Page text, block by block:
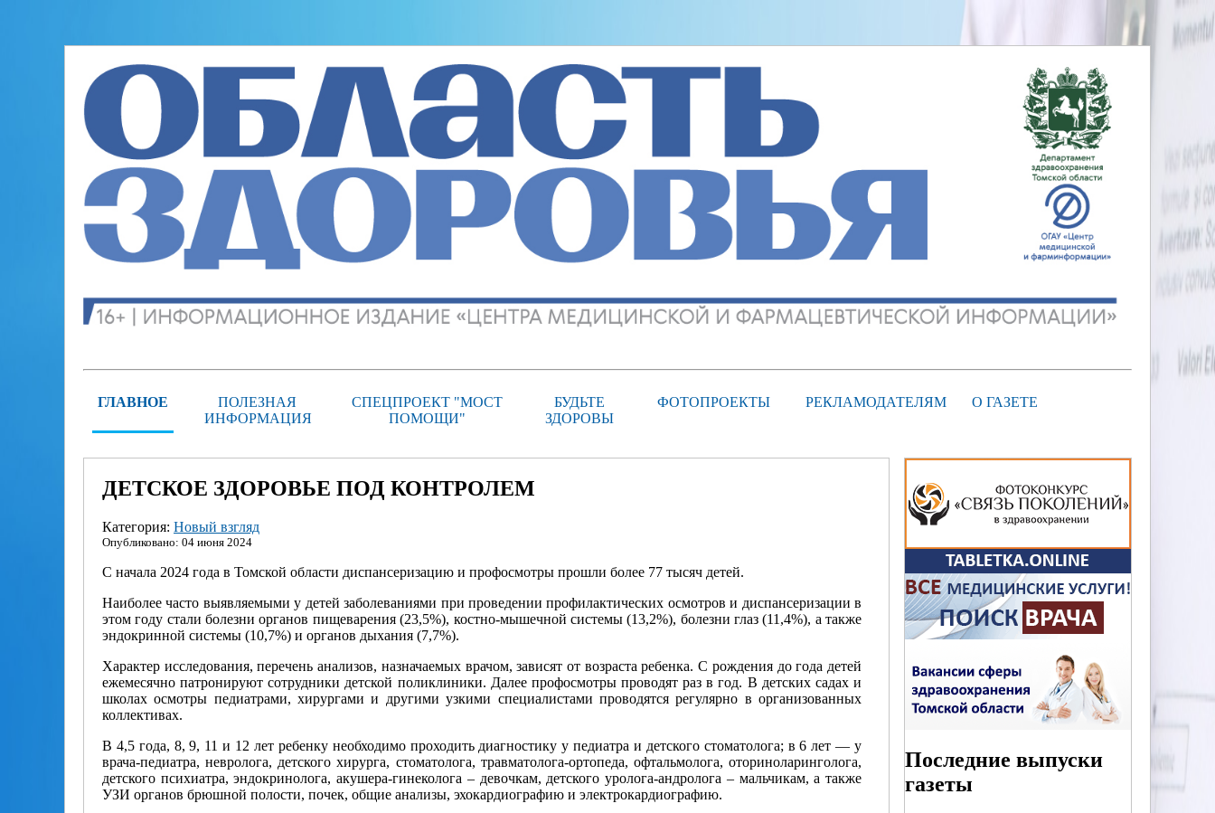
ГЛАВНОЕ
ПОЛЕЗНАЯ
ИНФОРМАЦИЯ
СПЕЦПРОЕКТ "МОСТ
ПОМОЩИ"
БУДЬТЕ
ЗДОРОВЫ
ФОТОПРОЕКТЫ РЕКЛАМОДАТЕЛЯМ О ГАЗЕТЕ
Последние выпуски
газеты
ДЕТСКОЕ ЗДОРОВЬЕ ПОД КОНТРОЛЕМ
Категория: Новый взгляд
Опубликовано: 04 июня 2024
С начала 2024 года в Томской области диспансеризацию и профосмотры прошли более 77 тысяч детей.
Наиболее часто выявляемыми у детей заболеваниями при проведении профилактических осмотров и диспансеризации в
этом году стали болезни органов пищеварения (23,5%), костно-мышечной системы (13,2%), болезни глаз (11,4%), а также
эндокринной системы (10,7%) и органов дыхания (7,7%).
Характер исследования, перечень анализов, назначаемых врачом, зависят от возраста ребенка. С рождения до года детей
ежемесячно патронируют сотрудники детской поликлиники. Далее профосмотры проводят раз в год. В детских садах и
школах осмотры педиатрами, хирургами и другими узкими специалистами проводятся регулярно в организованных
коллективах.
В 4,5 года, 8, 9, 11 и 12 лет ребенку необходимо проходить диагностику у педиатра и детского стоматолога; в 6 лет — у
врача-педиатра, невролога, детского хирурга, стоматолога, травматолога-ортопеда, офтальмолога, оториноларинголога,
детского психиатра, эндокринолога, акушера-гинеколога – девочкам, детского уролога-андролога – мальчикам, а также
УЗИ органов брюшной полости, почек, общие анализы, эхокардиографию и электрокардио­графию.